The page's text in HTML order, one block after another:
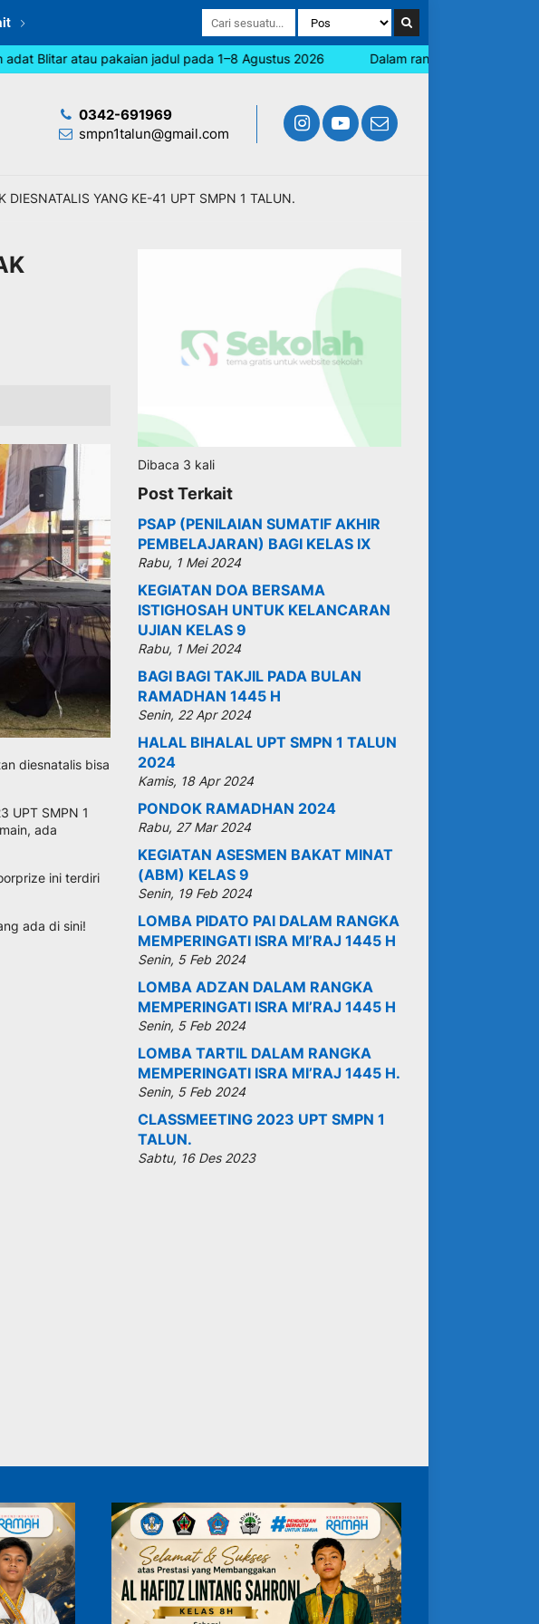
atau pakaian jadul pada 1–8 Agustus 2026 Dalam rangka memperingati
0342-691969
smpn1talun@gmail.com
DIESNATALIS YANG KE-41 UPT SMPN 1 TALUN.
diesnatalis bisa
UPT SMPN 1
ada
ini terdiri
ada di sini!
Dibaca 3 kali
Post Terkait
PSAP (PENILAIAN SUMATIF AKHIR
PEMBELAJARAN) BAGI KELAS IX
Rabu, 1 Mei 2024
KEGIATAN DOA BERSAMA
ISTIGHOSAH UNTUK KELANCARAN
UJIAN KELAS 9
Rabu, 1 Mei 2024
BAGI BAGI TAKJIL PADA BULAN
RAMADHAN 1445 H
Senin, 22 Apr 2024
HALAL BIHALAL UPT SMPN 1 TALUN
2024
Kamis, 18 Apr 2024
PONDOK RAMADHAN 2024
Rabu, 27 Mar 2024
KEGIATAN ASESMEN BAKAT MINAT
(ABM) KELAS 9
Senin, 19 Feb 2024
LOMBA PIDATO PAI DALAM RANGKA
MEMPERINGATI ISRA MI’RAJ 1445 H
Senin, 5 Feb 2024
LOMBA ADZAN DALAM RANGKA
MEMPERINGATI ISRA MI’RAJ 1445 H
Senin, 5 Feb 2024
LOMBA TARTIL DALAM RANGKA
MEMPERINGATI ISRA MI’RAJ 1445 H.
Senin, 5 Feb 2024
CLASSMEETING 2023 UPT SMPN 1
TALUN.
Sabtu, 16 Des 2023